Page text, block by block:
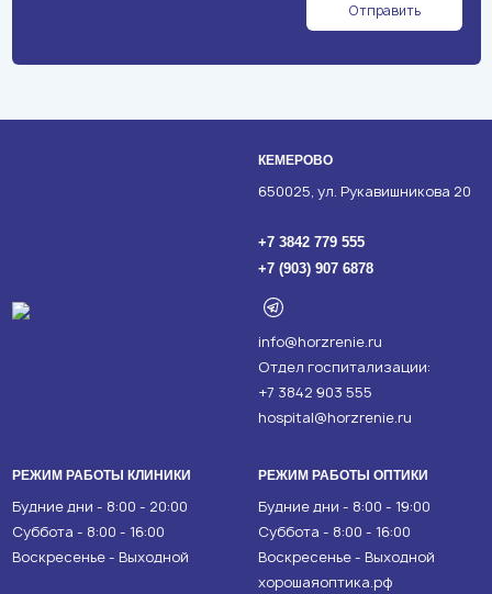
Отправить
КЕМЕРОВО
650025, ул. Рукавишникова 20
+7 3842 779 555
+7 (903) 907 6878
info@horzrenie.ru
Отдел госпитализации:
+7 3842 903 555
hospital@horzrenie.ru
РЕЖИМ РАБОТЫ КЛИНИКИ
Будние дни - 8:00 - 20:00
Суббота - 8:00 - 16:00
Воскресенье - Выходной
РЕЖИМ РАБОТЫ ОПТИКИ
Будние дни - 8:00 - 19:00
Суббота - 8:00 - 16:00
Воскресенье - Выходной
хорошаяоптика.рф